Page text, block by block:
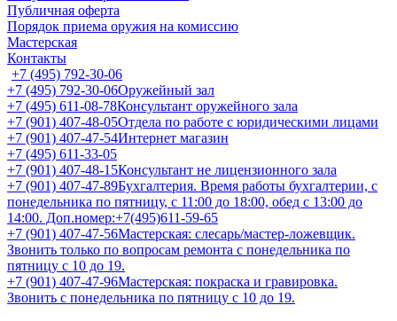
Публичная оферта
Порядок приема оружия на комиссию
Мастерская
Контакты
+7 (495) 792-30-06
+7 (495) 792-30-06Оружейный зал
+7 (495) 611-08-78Консультант оружейного зала
+7 (901) 407-48-05Отдела по работе с юридическими лицами
+7 (901) 407-47-54Интернет магазин
+7 (495) 611-33-05
+7 (901) 407-48-15Консультант не лицензионного зала
+7 (901) 407-47-89Бухгалтерия. Время работы бухгалтерии, с
понедельника по пятницу, с 11:00 до 18:00, обед с 13:00 до
14:00. Доп.номер:+7(495)611-59-65
+7 (901) 407-47-56Мастерская: слесарь/мастер-ложевщик.
Звонить только по вопросам ремонта с понедельника по
пятницу с 10 до 19.
+7 (901) 407-47-96Мастерская: покраска и гравировка.
Звонить с понедельника по пятницу с 10 до 19.